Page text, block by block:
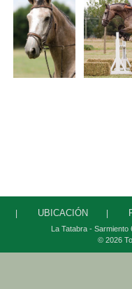
UBICACIÓN
La Tatabra - Sarmiento
© 2026